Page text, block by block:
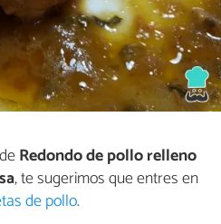
Redondo de pollo relleno
, te sugerimos que entres en
de pollo.